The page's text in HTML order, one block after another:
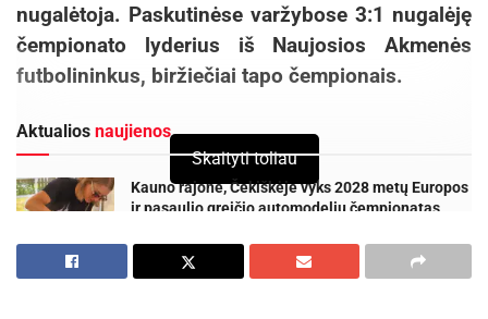
nugalėtoja. Paskutinėse varžybose 3:1 nugalėję
čempionato lyderius iš Naujosios Akmenės
futbolininkus, biržiečiai tapo čempionais.
Aktualios naujienos
Kauno rajone, Čekiškėje vyks 2028 metų Europos
ir pasaulio greičio automodelių čempionatas
Savaitgalį geriausi Lietuvos slalomo meistrai
Skaityti toliau